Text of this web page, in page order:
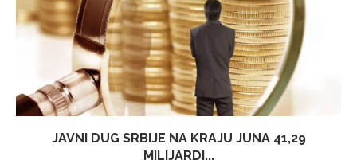
JAVNI DUG SRBIJE NA KRAJU JUNA 41,29
MILIJARDI...